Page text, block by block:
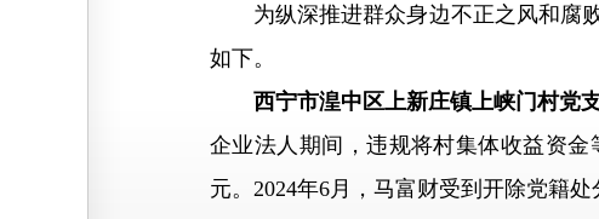
为纵深推进群众身边不正之风和腐败
如下。
西宁市湟中区上新庄镇上峡门村党
企业法人期间，违规将村集体收益资
元。2024年6月，马富财受到开除党籍